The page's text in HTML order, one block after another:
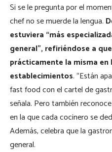
Si se le pregunta por el
chef no se muerde la lengua.
estuviera “más
general”, refiriéndose a
prácticamente la misma en
establecimientos. “Están
fast food con el cartel de
señala. Pero también
en la que cada cocinero se
Además, celebra que la
general.